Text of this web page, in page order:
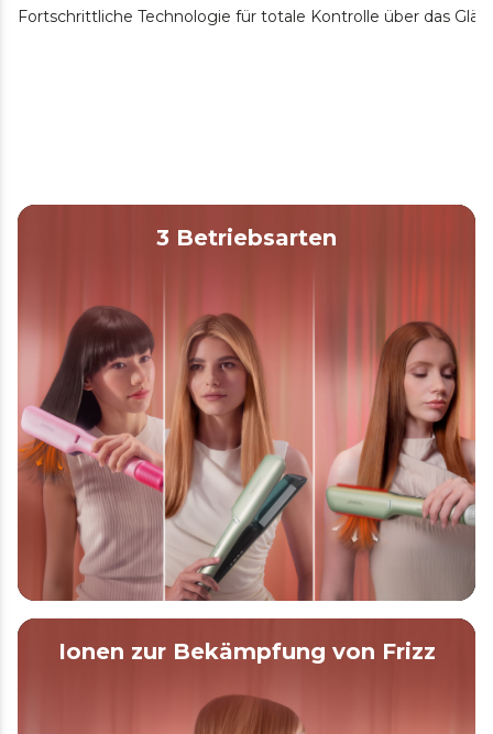
Fortschrittliche Technologie für totale Kontrolle über das
3 Betriebsarten
Ionen zur Bekämpfung von Frizz